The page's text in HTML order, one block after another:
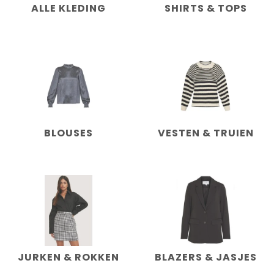
ALLE KLEDING SHIRTS & TOPS
BLOUSES VESTEN & TRUIEN
JURKEN & ROKKEN BLAZERS & JASJES